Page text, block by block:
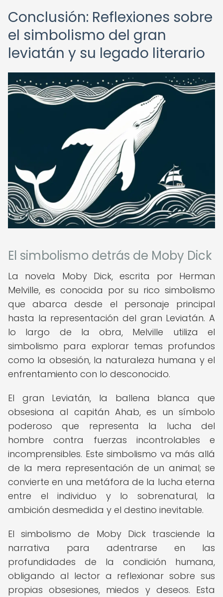
Conclusión: Reflexiones sobre
el simbolismo del gran
leviatán y su legado literario
El simbolismo detrás de Moby Dick
La novela Moby Dick, escrita por Herman
Melville, es conocida por su rico simbolismo
que abarca desde el personaje principal
hasta la representación del gran Leviatán. A
lo largo de la obra, Melville utiliza el
simbolismo para explorar temas profundos
como la obsesión, la naturaleza humana y el
enfrentamiento con lo desconocido.
El gran Leviatán, la ballena blanca que
obsesiona al capitán Ahab, es un símbolo
poderoso que representa la lucha del
hombre contra fuerzas incontrolables e
incomprensibles. Este simbolismo va más allá
de la mera representación de un animal; se
convierte en una metáfora de la lucha eterna
entre el individuo y lo sobrenatural, la
ambición desmedida y el destino inevitable.
El simbolismo de Moby Dick trasciende la
narrativa para adentrarse en las
profundidades de la condición humana,
obligando al lector a reflexionar sobre sus
propias obsesiones, miedos y deseos. Esta